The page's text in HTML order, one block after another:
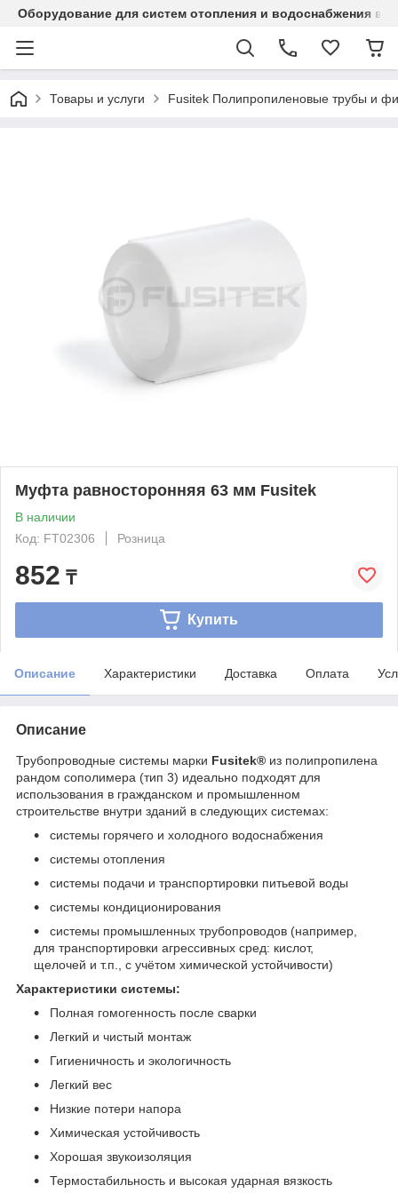
Оборудование для систем отопления и водоснабжения в
Товары и услуги Fusitek Полипропиленовые трубы и
Муфта равносторонняя 63 мм Fusitek
В наличии
Код: FT02306
Розница
852 ₸
Купить
Описание Характеристики Доставка Оплата
Описание
Трубопроводные системы марки Fusitek® из полипропилена
рандом сополимера (тип 3) идеально подходят для
использования в гражданском и промышленном
строительстве внутри зданий в следующих системах:
системы горячего и холодного водоснабжения
системы отопления
системы подачи и транспортировки питьевой воды
системы кондиционирования
системы промышленных трубопроводов (например,
для транспортировки агрессивных сред: кислот,
щелочей и т.п., с учётом химической устойчивости)
Характеристики системы:
Полная гомогенность после сварки
Легкий и чистый монтаж
Гигиеничность и экологичность
Легкий вес
Низкие потери напора
Химическая устойчивость
Хорошая звукоизоляция
Термостабильность и высокая ударная вязкость